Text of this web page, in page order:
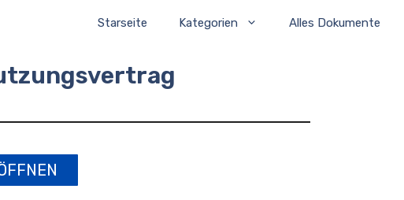
Starseite Kategorien Alles Dokumente